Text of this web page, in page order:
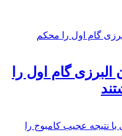
البرزی گام اول را